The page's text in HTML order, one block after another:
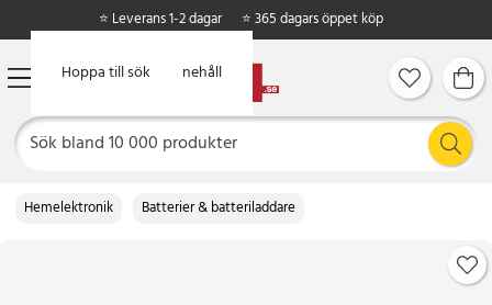
Hoppa till huvudinnehåll
Hoppa till sök
⭐ Leverans 1-2 dagar ⭐ 365 dagars öppet köp
Hemelektronik Batterier & batteriladdare